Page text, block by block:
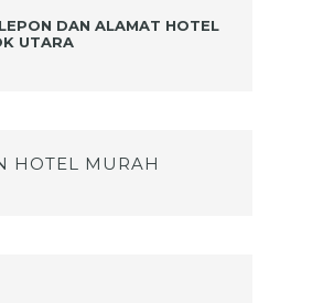
DAN ALAMAT HOTEL
UTARA
HOTEL MURAH